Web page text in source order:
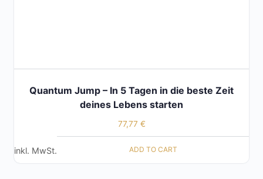
Quantum Jump – In 5 Tagen in die beste Zeit
deines Lebens starten
77,77 €
inkl. MwSt. ADD TO CART